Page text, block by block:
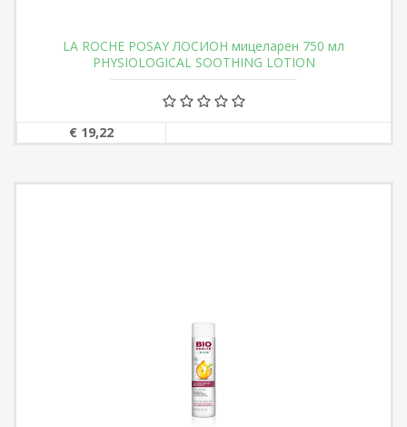
LA ROCHE POSAY ЛОСИОН мицеларен 750 мл
PHYSIOLOGICAL SOOTHING LOTION
€ 19,22